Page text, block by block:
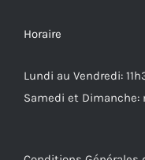
Horaire
Lundi au Vendredi:
Samedi et